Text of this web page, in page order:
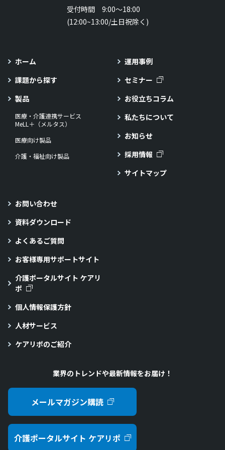
受付時間 9:00～18:00
(12:00~13:00/土日祝除く)
ホーム
課題から探す
製品
医療・介護連携サービス
MeLL＋（メルタス）
医療向け製品
介護・福祉向け製品
運用事例
セミナー
お役立ちコラム
私たちについて
お知らせ
採用情報
サイトマップ
お問い合わせ
資料ダウンロード
よくあるご質問
お客様専用サポートサイト
介護ポータルサイト ケアリ
ポ
個人情報保護方針
人材サービス
ケアリポのご紹介
業界のトレンドや最新情報をお届け！
メールマガジン購読
介護ポータルサイト ケアリポ